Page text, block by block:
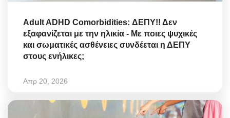
Adult ADHD Comorbidities: ΔΕΠΥ!! Δεν
εξαφανίζεται με την ηλικία - Με ποιες ψυχικές
και σωματικές ασθένειες συνδέεται η ΔΕΠΥ
στους ενήλικες;
Απρ 20, 2026